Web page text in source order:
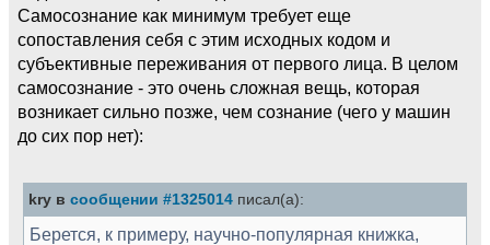
Самосознание как минимум требует еще
сопоставления себя с этим исходных кодом и
субъективные переживания от первого лица. В целом
самосознание - это очень сложная вещь, которая
возникает сильно позже, чем сознание (чего у машин
до сих пор нет):
kry в сообщении #1325014 писал(а):
Берется, к примеру, научно-популярная книжка,